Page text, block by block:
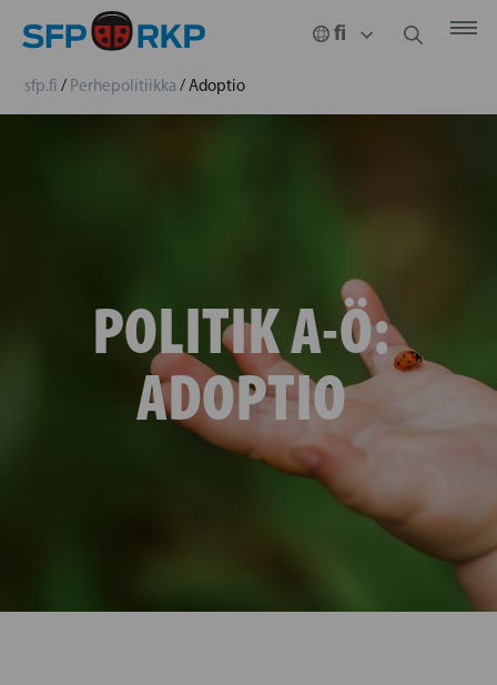
sfp.fi / Perhepolitiikka /Adoptio
POLITIK A-Ö:
ADOPTIO